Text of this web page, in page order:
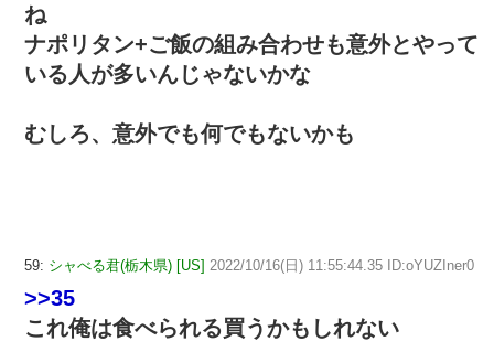
ね
ナポリタン+ご飯の組み合わせも意外とやって
いる人が多いんじゃないかな
むしろ、意外でも何でもないかも
59: シャべる君(栃木県) [US] 2022/10/16(日) 11:55:44.35 ID:oYUZIner0
>>35
これ俺は食べられる買うかもしれない